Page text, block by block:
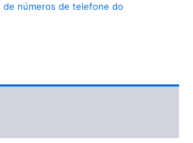
de números de telefone do